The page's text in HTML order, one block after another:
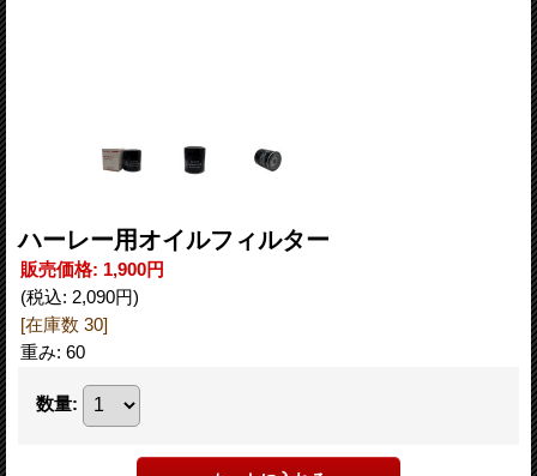
ハーレー用オイルフィルター
販売価格: 1,900円
(税込: 2,090円)
[在庫数 30]
重み: 60
数量: